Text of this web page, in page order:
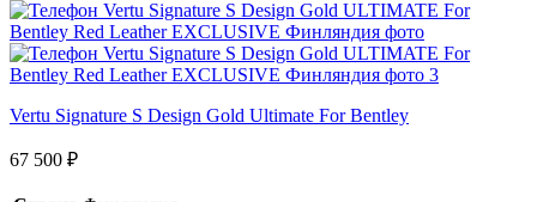
Vertu Signature S Design Gold Ultimate For Bentley
67 500 ₽